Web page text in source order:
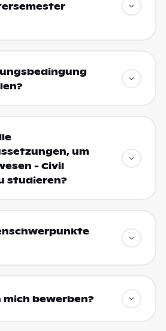
um
- Civil
studieren?
mich bewerben?